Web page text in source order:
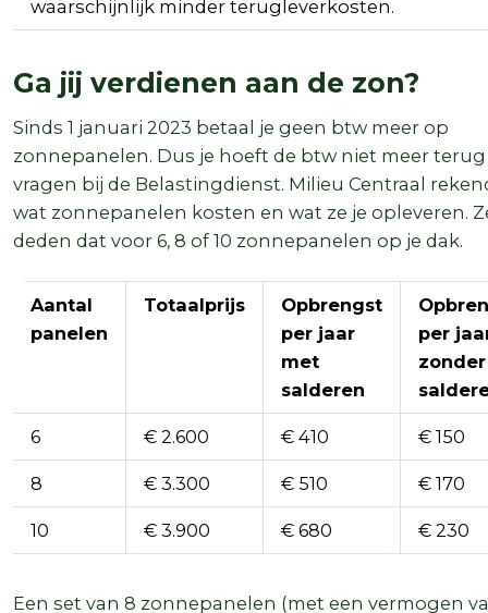
waarschijnlijk minder terugleverkosten.
Ga jij verdienen aan de zon?
Sinds 1 januari 2023 betaal je geen btw meer op
zonnepanelen. Dus je hoeft de btw niet meer
vragen bij de Belastingdienst. Milieu Centraal
wat zonnepanelen kosten en wat ze je opleveren.
deden dat voor 6, 8 of 10 zonnepanelen op je dak.
Aantal
panelen
Totaalprijs
Opbrengst
per jaar
met
salderen
per
zonder
6 € 2.600 € 410 € 150
8 € 3.300 € 510 € 170
10 € 3.900 € 680 € 230
Een set van 8 zonnepanelen (met een vermogen